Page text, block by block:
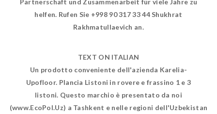
Partnerschaft und Zusammenarbeit für viele Jahre zu
helfen. Rufen Sie +998 90 317 33 44 Shukhrat
Rakhmatullaevich an.
TEXT ON ITALIAN
Un prodotto conveniente dell'azienda Karelia-
Upofloor. Plancia Listoni in rovere e frassino 1 e 3
listoni. Questo marchio è presentato da noi
(www.EcoPol.Uz) a Tashkent e nelle regioni dell'Uzbekistan